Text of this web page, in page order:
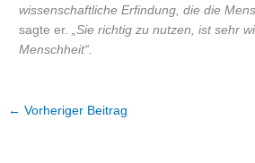
wissenschaftliche Erfindung, die die
sagte er.
„Sie richtig zu nutzen, ist sehr
Menschheit“.
← Vorheriger Beitrag